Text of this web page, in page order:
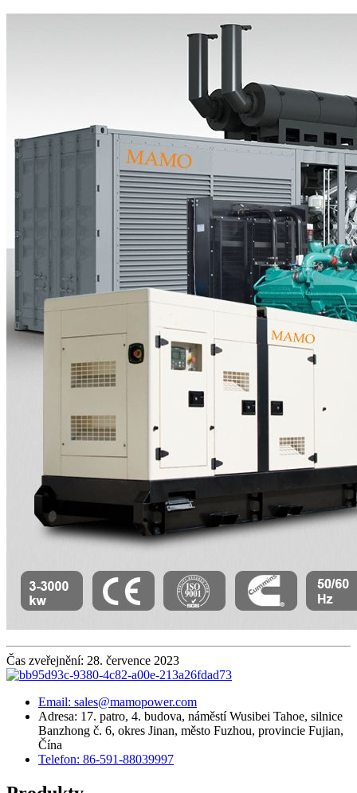
Čas zveřejnění: 28. července 2023
Email: sales@mamopower.com
Adresa: 17. patro, 4. budova, náměstí Wusibei Tahoe, silnice
Banzhong č. 6, okres Jinan, město Fuzhou, provincie Fujian,
Čína
Telefon: 86-591-88039997